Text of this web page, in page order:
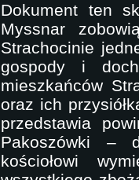
Dokument ten
Myssnar
Strachocinie
gospody i
mieszkańców
oraz ich
przedstawia
Pakoszówki –
kościołowi